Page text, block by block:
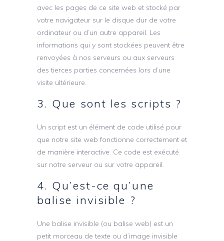
avec les pages de ce site web et stocké par
votre navigateur sur le disque dur de votre
ordinateur ou d’un autre appareil. Les
informations qui y sont stockées peuvent être
renvoyées à nos serveurs ou aux serveurs
des tierces parties concernées lors d’une
visite ultérieure.
3. Que sont les scripts ?
Un script est un élément de code utilisé pour
que notre site web fonctionne correctement et
de manière interactive. Ce code est exécuté
sur notre serveur ou sur votre appareil.
4. Qu’est-ce qu’une
balise invisible ?
Une balise invisible (ou balise web) est un
petit morceau de texte ou d’image invisible